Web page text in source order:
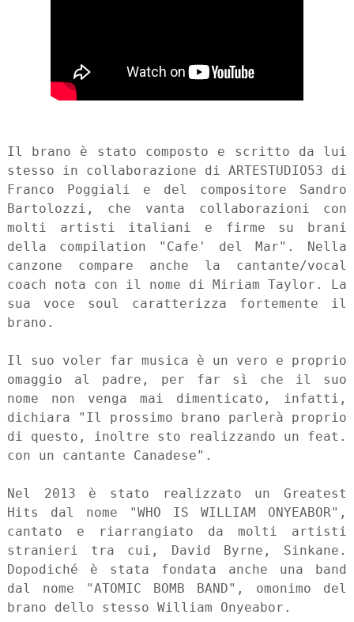
Il brano è stato composto e scritto da lui
stesso in collaborazione di ARTESTUDIO53 di
Franco Poggiali e del compositore Sandro
Bartolozzi, che vanta collaborazioni con
molti artisti italiani e firme su brani
della compilation "Cafe' del Mar". Nella
canzone compare anche la cantante/vocal
coach nota con il nome di Miriam Taylor. La
sua voce soul caratterizza fortemente il
brano.
Il suo voler far musica è un vero e proprio
omaggio al padre, per far sì che il suo
nome non venga mai dimenticato, infatti,
dichiara "Il prossimo brano parlerà proprio
di questo, inoltre sto realizzando un feat.
con un cantante Canadese".
Nel 2013 è stato realizzato un Greatest
Hits dal nome "WHO IS WILLIAM ONYEABOR",
cantato e riarrangiato da molti artisti
stranieri tra cui, David Byrne, Sinkane.
Dopodiché è stata fondata anche una band
dal nome "ATOMIC BOMB BAND", omonimo del
brano dello stesso William Onyeabor.